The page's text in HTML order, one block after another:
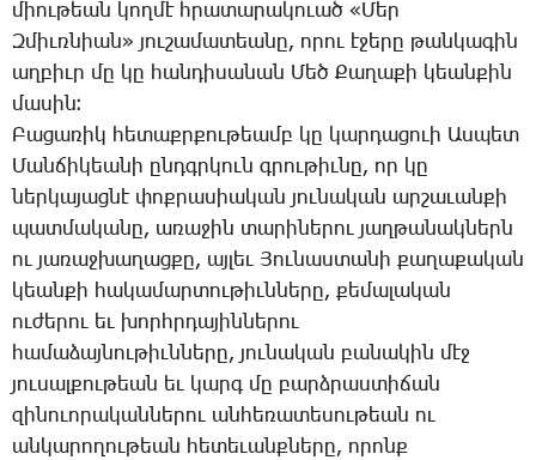
միու­թեան կող­մէ հրա­տա­րա­կո­ւած «­­Մեր
Զ­միւռ­նիան» յու­շա­մա­տեա­նը, ո­րու է­ջե­րը թան­կա­գին
աղ­բիւր մը կը հան­դի­սա­նան ­­Մեծ ­­Քա­ղա­քի կեան­քին
մա­սին։
­­Բա­ցա­ռիկ հե­տաքր­քու­թեամբ կը կար­դա­ցո­ւի Աս­պետ
­­Ման­ճի­կեա­նի ընդգր­կուն գրու­թիւ­նը, որ կը
ներ­կա­յաց­նէ փոք­րա­սիա­կան յու­նա­կան ար­շա­ւան­քի
պատ­մա­կա­նը, ա­ռա­ջին տա­րի­նե­րու յաղ­թա­նակ­ներն
ու յա­ռաջ­խա­ղաց­քը, այ­լեւ ­­Յու­նաս­տա­նի քա­ղա­քա­կան
կեան­քի հա­կա­մար­տու­թիւն­նե­րը, քե­մա­լա­կան
ու­ժե­րու եւ խորհր­դա­յին­նե­րու
հա­մա­ձայ­նու­թիւն­նե­րը, յու­նա­կան բա­նա­կին մէջ
յու­սալ­քու­թեան եւ կարգ մը բարձ­րաս­տի­ճան
զի­նո­ւո­րա­կան­նե­րու ան­հե­ռա­տե­սու­թեան ու
ան­կա­րո­ղու­թեան հե­տե­ւանք­նե­րը, ո­րոնք